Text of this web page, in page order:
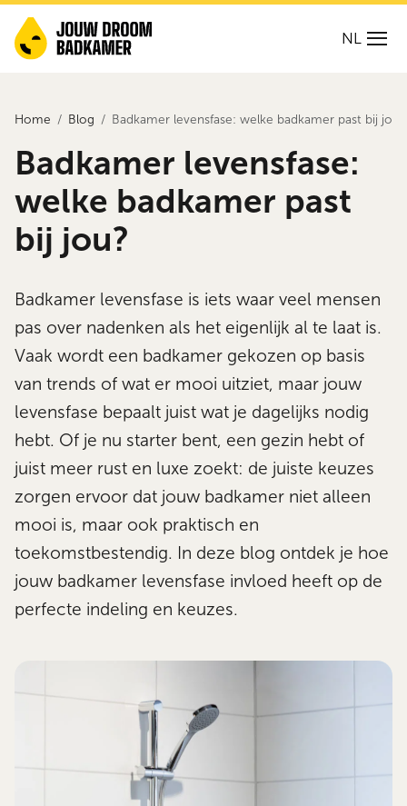
NL
Home Blog Badkamer levensfase: welke badkamer past bij jou?
Badkamer levensfase:
welke badkamer past
bij jou?
Badkamer levensfase is iets waar veel mensen
pas over nadenken als het eigenlijk al te laat is.
Vaak wordt een badkamer gekozen op basis
van trends of wat er mooi uitziet, maar jouw
levensfase bepaalt juist wat je dagelijks nodig
hebt. Of je nu starter bent, een gezin hebt of
juist meer rust en luxe zoekt: de juiste keuzes
zorgen ervoor dat jouw badkamer niet alleen
mooi is, maar ook praktisch en
toekomstbestendig. In deze blog ontdek je hoe
jouw badkamer levensfase invloed heeft op de
perfecte indeling en keuzes.